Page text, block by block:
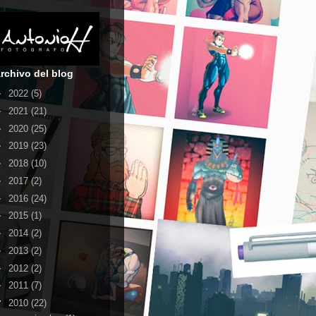
del blog
2022 (5)
2021 (21)
2020 (25)
2019 (23)
2018 (10)
2017(2)
2016 (24)
2015 (1)
2014 (2)
2013 (2)
2012 (2)
2011 (7)
2010 (22)